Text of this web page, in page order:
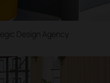
Design Agency